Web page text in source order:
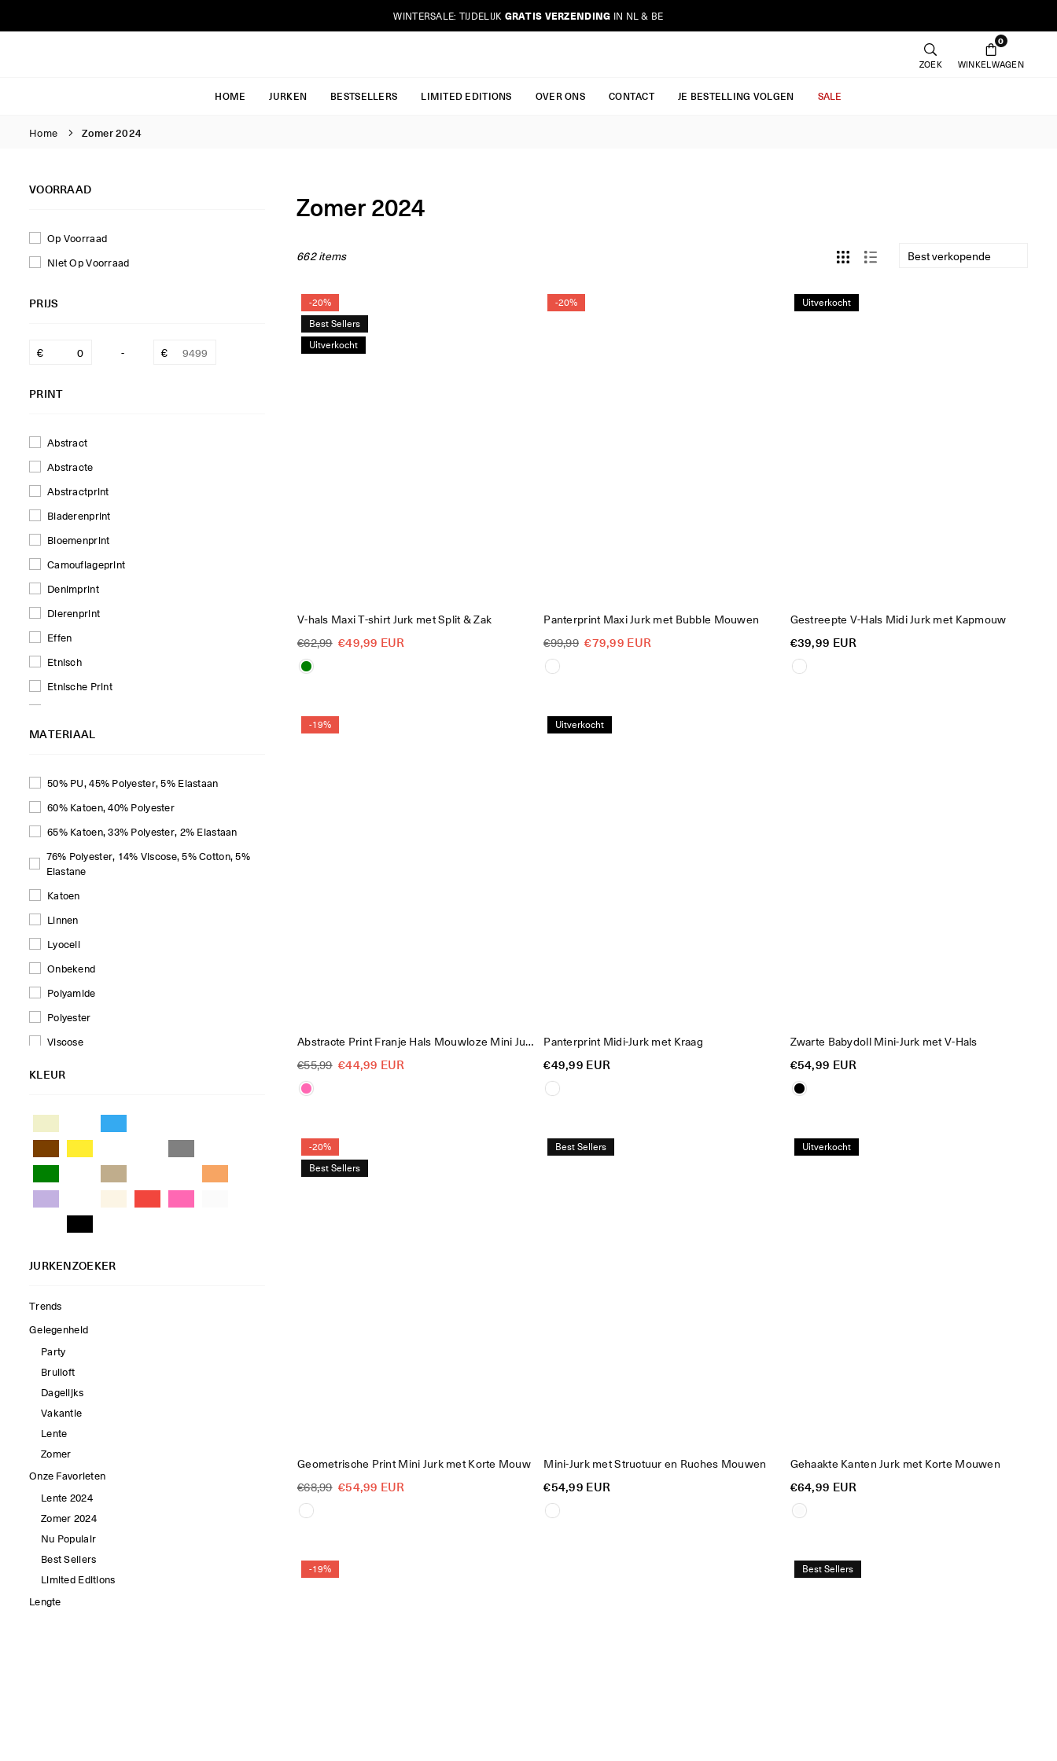
WINTERSALE: TIJDELIJK GRATIS VERZENDING IN NL & BE
ZOEK
0
WINKELWAGEN
HOME JURKEN BESTSELLERS LIMITED EDITIONS OVER ONS CONTACT JE BESTELLING VOLGEN SALE
Home Zomer 2024
VOORRAAD
Op Voorraad
Niet Op Voorraad
PRIJS
-
PRINT
Abstract
Abstracte
Abstractprint
Bladerenprint
Bloemenprint
Camouflageprint
Denimprint
Dierenprint
Effen
Etnisch
Etnische Print
Geometrisch
Gestreept
Gestreept Patchwork
Gingham
Hartjesprint
Luipaardprint
Paisley
Panterprint
Patchwork Bloemenprint
MATERIAAL
50% PU, 45% Polyester, 5% Elastaan
60% Katoen, 40% Polyester
65% Katoen, 33% Polyester, 2% Elastaan
76% Polyester, 14% Viscose, 5% Cotton, 5%
Elastane
Katoen
Linnen
Lyocell
Onbekend
Polyamide
Polyester
Viscose
KLEUR
JURKENZOEKER
Trends
Gelegenheid
Party
Bruiloft
Dagelijks
Vakantie
Lente
Zomer
Onze Favorieten
Lente 2024
Zomer 2024
Nu Populair
Best Sellers
Limited Editions
Lengte
Zomer 2024
662 items
-20%
Best Sellers
Uitverkocht
V-hals Maxi T-shirt Jurk met Split & Zak
Reguliere
prijs
€62,99 €49,99 EUR
-20%
Panterprint Maxi Jurk met Bubble Mouwen
Reguliere
prijs
€99,99 €79,99 EUR
Uitverkocht
Gestreepte V-Hals Midi Jurk met Kapmouw
Reguliere
prijs
€39,99 EUR
-19%
Abstracte Print Franje Hals Mouwloze Mini Jurk
Reguliere
prijs
€55,99 €44,99 EUR
Uitverkocht
Panterprint Midi-Jurk met Kraag
Reguliere
prijs
€49,99 EUR
Zwarte Babydoll Mini-Jurk met V-Hals
Reguliere
prijs
€54,99 EUR
-20%
Best Sellers
Geometrische Print Mini Jurk met Korte Mouw
Reguliere
prijs
€68,99 €54,99 EUR
Best Sellers
Mini-Jurk met Structuur en Ruches Mouwen
Reguliere
prijs
€54,99 EUR
Uitverkocht
Gehaakte Kanten Jurk met Korte Mouwen
Reguliere
prijs
€64,99 EUR
-19% Best Sellers